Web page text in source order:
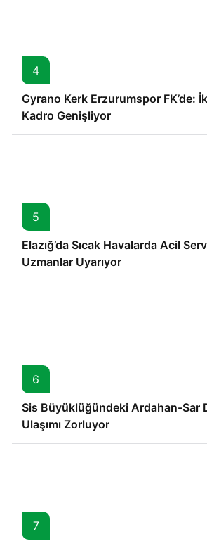
4
Gyrano Kerk Erzurumspor FK’de:
Kadro Genişliyor
5
Elazığ’da Sıcak Havalarda Acil
Uzmanlar Uyarıyor
6
Sis Büyüklüğündeki Ardahan-Sar
Ulaşımı Zorluyor
7